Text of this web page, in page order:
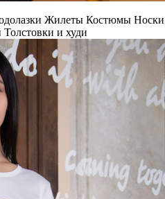
Жилеты Костюмы Носки
Толстовки и худи